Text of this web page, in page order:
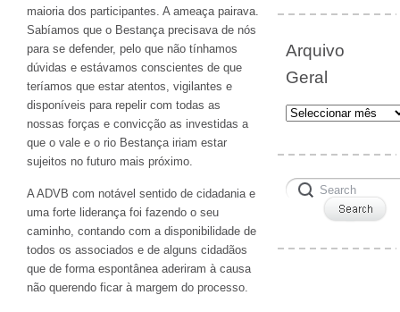
maioria dos participantes. A ameaça pairava.
Sabíamos que o Bestança precisava de nós
para se defender, pelo que não tínhamos
dúvidas e estávamos conscientes de que
teríamos que estar atentos, vigilantes e
disponíveis para repelir com todas as
nossas forças e convicção as investidas a
que o vale e o rio Bestança iriam estar
sujeitos no futuro mais próximo.
A ADVB com notável sentido de cidadania e
uma forte liderança foi fazendo o seu
caminho, contando com a disponibilidade de
todos os associados e de alguns cidadãos
que de forma espontânea aderiram à causa
não querendo ficar à margem do processo.
Arquivo
Geral
Arquivo